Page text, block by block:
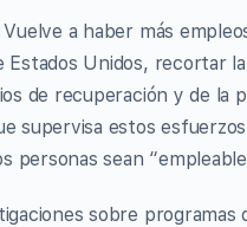
a haber más
Estados Unidos, recortar
de recuperación y de la
supervisa estos
personas sean
sobre programas